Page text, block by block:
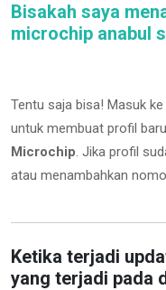
Bisakah saya
microchip anabul
Tentu saja bisa! Masuk
untuk membuat profil
Microchip. Jika profil
atau menambahkan
Ketika terjadi
yang terjadi pada